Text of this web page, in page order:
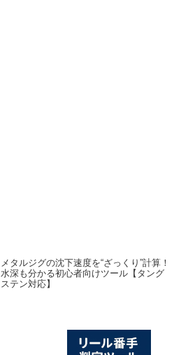
メタルジグの沈下速度を“ざっくり”計算！
水深も分かる初心者向けツール【タング
ステン対応】